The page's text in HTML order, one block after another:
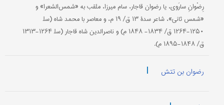
رِضْوانِ سارَوی، یا رضوان قاجار، سام میرزا، ملقب به «شمس‌الشعرا» و
«شمس ثانی»، شاعر سدۀ ۱۳ ق/ ۱۹ م، و معاصر با محمد شاه (سل‍
۱۲۵۰-۱۲۶۴ ق/ ۱۸۳۴- ۱۸۴۸ م) و ناصرالدین شاه قاجار (سل‍ ۱۲۶۴-۱۳۱۳
ق/ ۱۸۴۸-۱۸۹۵ م).
رضوان بن تتش |